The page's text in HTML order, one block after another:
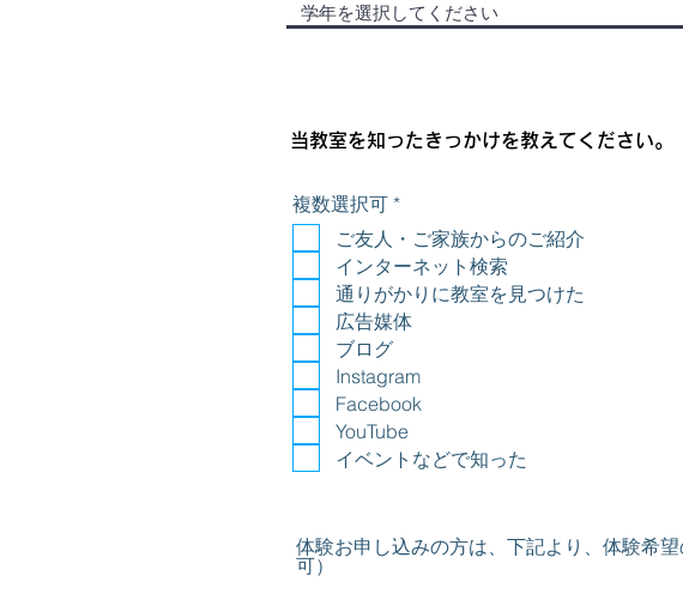
当教室を知ったきっかけを教えてください。
複数選択可 *必
項
目
ご友人・ご家族からのご紹介
インターネット検索
通りがかりに教室を見つけた
広告媒体
ブログ
Instagram
Facebook
YouTube
イベントなどで知った
体験お申し込みの方は、下記より、体験希
可）